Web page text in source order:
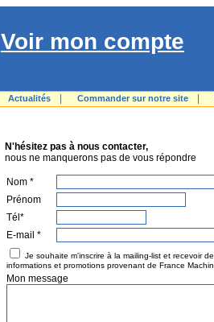
Voir mon compte
Actualités Commander sur notre site
N'hésitez pas à nous contacter,
nous ne manquerons pas de vous répondre
Nom *
Prénom
Tél*
E-mail *
Je souhaite m'inscrire à la mailing-list et recevoir
informations et promotions provenant de France
Mon message